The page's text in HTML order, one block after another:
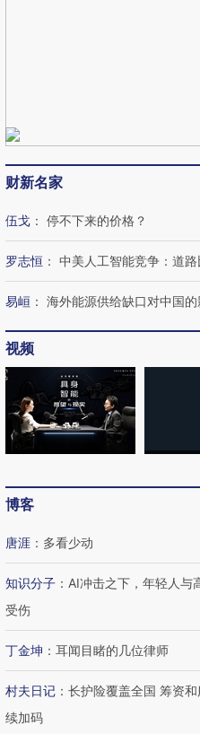
称为“蟑螂”的印
代 用街头抗争将教
拱下台
湖北宜昌局部短时
128毫米 紧急转移
财新名家
伍戈 ： 停不下来的价格？
罗志恒 ： 中美人工智能竞争：道
易峘 ： 海外能源供给缺口对中国的
视频
博客
唐涯 ： 多看少动
知识分子 ： AI冲击之下，年轻人与
受伤
丁金坤 ： 耳闻目睹的几位律师
村夫日记 ： 长护险覆盖全国 筹资
续加码